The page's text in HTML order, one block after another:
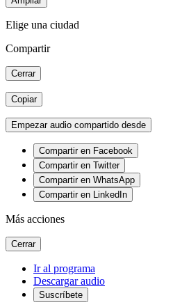
Elige una ciudad
Compartir
Cerrar
Copiar
Empezar audio compartido desde
Compartir en Facebook
Compartir en Twitter
Compartir en WhatsApp
Compartir en LinkedIn
Más acciones
Cerrar
Ir al programa
Descargar audio
Suscríbete